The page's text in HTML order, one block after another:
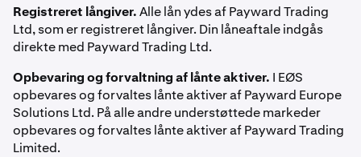
1 På skærmen»Hvor meget vil du låne?«
kan du bruge
hurtigvalgsknapperne eller
et beløb. Dingrænsevises ovenfor
Registreret långiver.Alle lån ydes af Payward Trading
Ltd, som er registreret långiver. Din låneaftale indgås
direkte med Payward Trading Ltd.
Opbevaring og forvaltning af lånte aktiver. I EØS
opbevares og forvaltes lånte aktiver af Payward Europe
Solutions Ltd. På alle andre understøttede markeder
opbevares og forvaltes lånte aktiver af Payward Trading
Limited.